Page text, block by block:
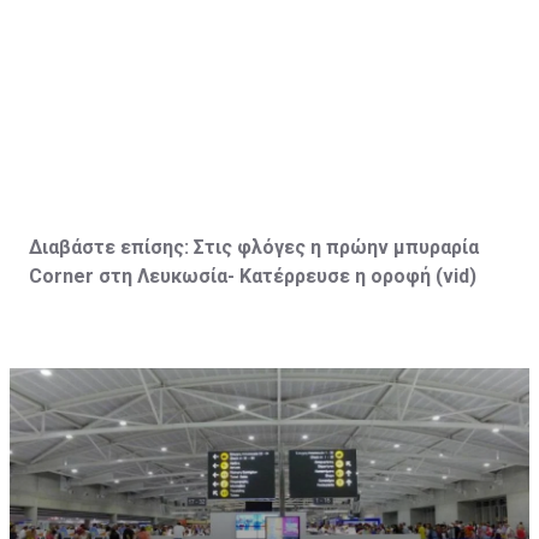
Διαβάστε επίσης: Στις φλόγες η πρώην μπυραρία
Corner στη Λευκωσία- Κατέρρευσε η οροφή (vid )